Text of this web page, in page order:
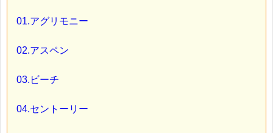
01.アグリモニー
02.アスペン
03.ビーチ
04.セントーリー